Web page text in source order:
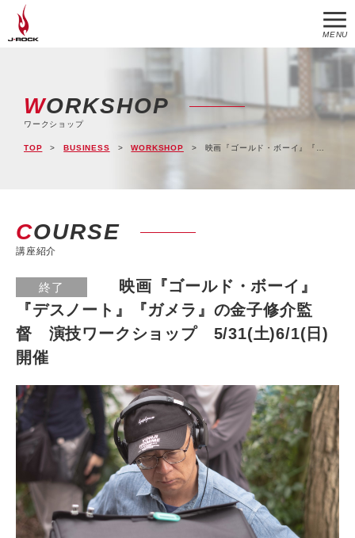
MENU
WORKSHOP
ワークショップ
TOP BUSINESS WORKSHOP 映画『ゴールド・ボーイ』『デスノート』『ガメラ』の金子修介監督 演技ワークショップ 5/31(土)6/1(日)開催
COURSE
講座紹介
終了
映画『ゴールド・ボーイ』
『デスノート』『ガメラ』の金子修介監
督 演技ワークショップ 5/31(土)6/1(日)
開催